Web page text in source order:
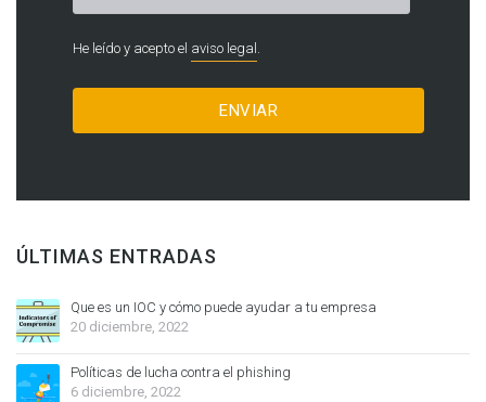
He leído y acepto el aviso legal
ÚLTIMAS ENTRADAS
Que es un IOC y cómo puede ayudar a tu empresa
20 diciembre, 2022
Políticas de lucha contra el phishing
6 diciembre, 2022